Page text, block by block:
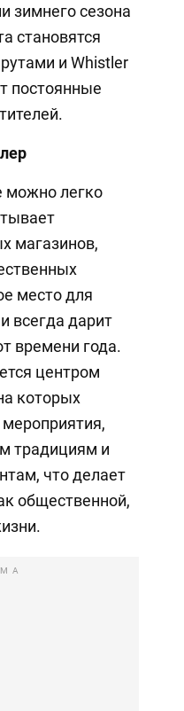
зимнего сезона
становятся
и Whistler
постоянные
можно легко
магазинов,
место для
всегда дарит
времени года.
центром
которых
традициям и
что делает
общественной,